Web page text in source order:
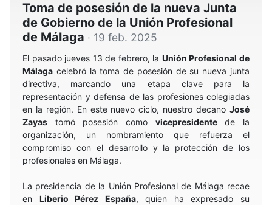
Toma de posesión de la nueva Junta
de Gobierno de la Unión Profesional
de Málaga · 19 feb. 2025
El pasado jueves 13 de febrero, la Unión Profesional de
Málaga celebró la toma de posesión de su nueva junta
directiva, marcando una etapa clave para la
representación y defensa de las profesiones colegiadas
en la región. En este nuevo ciclo, nuestro decano José
Zayas tomó posesión como vicepresidentede la
organización, un nombramiento que refuerza el
compromiso con el desarrollo y la protección de los
profesionales en Málaga.
La presidencia de la Unión Profesional de Málaga recae
en Liberio Pérez España, quien ha expresado su